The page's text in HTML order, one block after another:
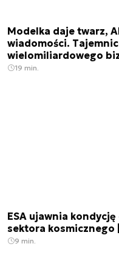
Modelka daje twarz,
wiadomości.
wielomiliardowego
19 min.
ESA ujawnia
sektora kosmicznego
9 min.